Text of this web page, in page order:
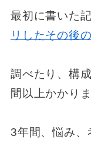
最初に書いた
リしたその後
調べたり、構
間以上かかりま
3年間、悩み、